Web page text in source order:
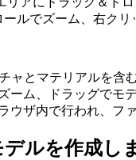
ルでズーム、右クリ
ャとマテリアルを含
ーム、ドラッグでモ
ウザ内で行われ、フ
ルを作成し